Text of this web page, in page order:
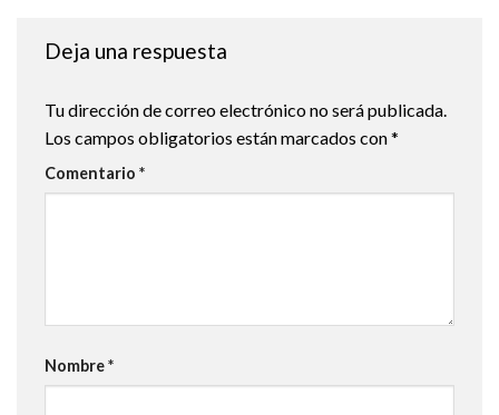
Deja una respuesta
Tu dirección de correo electrónico no será publicada.
Los campos obligatorios están marcados con*
Comentario *
Nombre*